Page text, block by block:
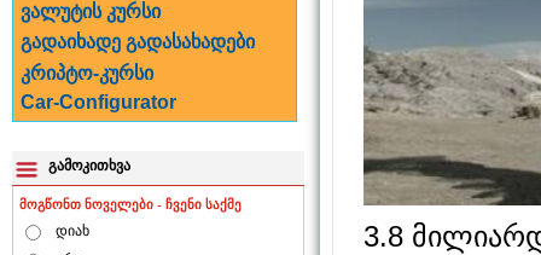
ვალუტის კურსი
გადაიხადე გადასახადები
კრიპტო-კურსი
Car-Configurator
გამოკითხვა
მოგწონთ ნოველები - ჩვენი საქმე
დიახ
3.8